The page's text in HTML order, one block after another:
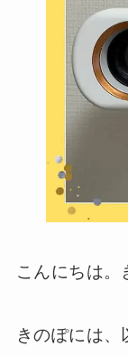
こんにちは。
きのぽには、